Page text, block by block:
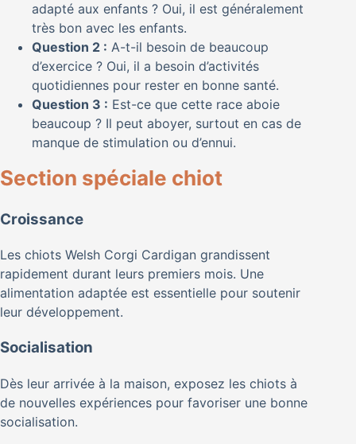
adapté aux enfants ? Oui, il est généralement
très bon avec les enfants.
Question 2 : A-t-il besoin de beaucoup
d’exercice ? Oui, il a besoin d’activités
quotidiennes pour rester en bonne santé.
Question 3 : Est-ce que cette race aboie
beaucoup ? Il peut aboyer, surtout en cas de
manque de stimulation ou d’ennui.
Section spéciale chiot
Croissance
Les chiots Welsh Corgi Cardigan grandissent
rapidement durant leurs premiers mois. Une
alimentation adaptée est essentielle pour soutenir
leur développement.
Socialisation
Dès leur arrivée à la maison, exposez les chiots à
de nouvelles expériences pour favoriser une bonne
socialisation.